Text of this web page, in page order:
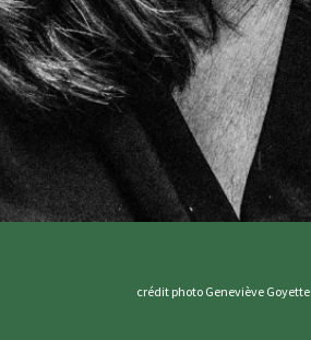
crédit photo Geneviève Goyette